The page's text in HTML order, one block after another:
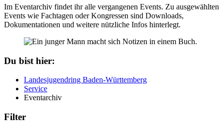
Im Eventarchiv findet ihr alle vergangenen Events. Zu ausgewählten
Events wie Fachtagen oder Kongressen sind Downloads,
Dokumentationen und weitere nützliche Infos hinterlegt.
Du bist hier:
Landesjugendring Baden-Württemberg
Service
Eventarchiv
Filter